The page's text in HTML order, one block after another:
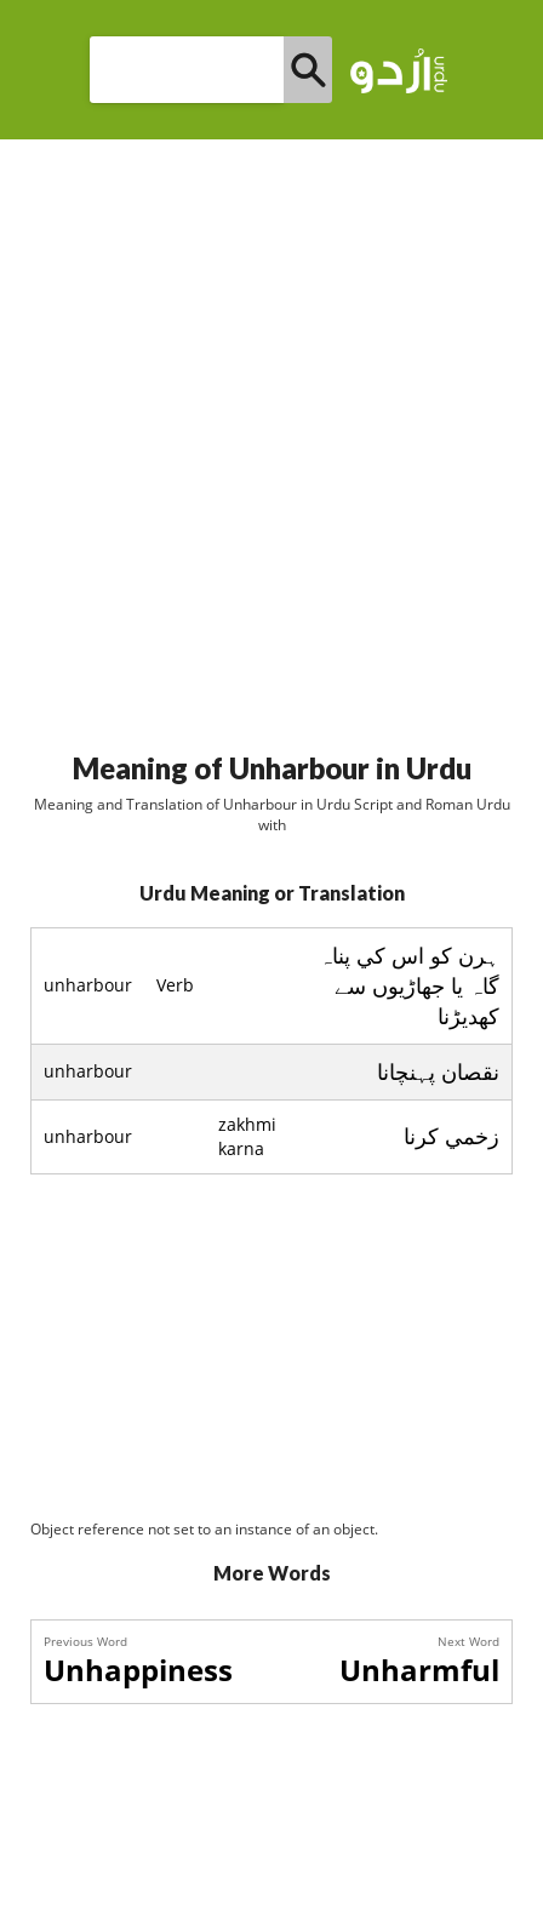
Meaning of Unharbour in Urdu
Meaning and Translation of Unharbour in Urdu Script and Roman Urdu
with
Urdu Meaning or Translation
unharbour Verb
ہرن کو اس کي پناہ
گاہ يا جھاڑيوں سے
کھديڑنا
unharbour نقصان پہنچانا
unharbour
zakhmi
karna
زخمي کرنا
Object reference not set to an instance of an object.
More Words
Previous Word
Unhappiness
Next Word
Unharmful